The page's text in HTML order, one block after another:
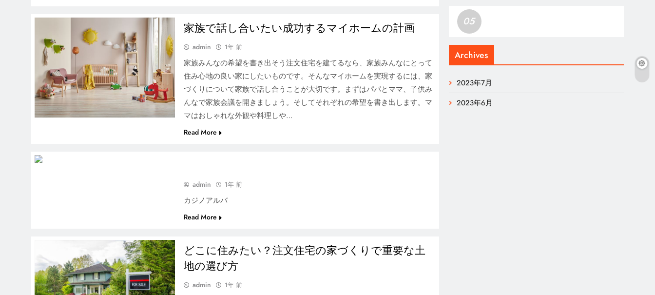
める？基本の流れを紹介！
タイプによって使い方が違
う？注文住宅で人気のキッ
家族で話し合いたい成功するマイホームの計画
admin 1年 前
家族みんなの希望を書き出そう注文住宅を建てるなら、家族みんなにとって
住み心地の良い家にしたいものです。そんなマイホームを実現するには、家
づくりについて家族で話し合うことが大切です。まずはパパとママ、子供み
んなで家族会議を開きましょう。そしてそれぞれの希望を書き出します。マ
マはおしゃれな外観や料理しや…
Read More
admin 1年 前
カジノアルバ
Read More
どこに住みたい？注文住宅の家づくりで重要な土
地の選び方
admin 1年 前
05
Archives
2023年7月
2023年6月